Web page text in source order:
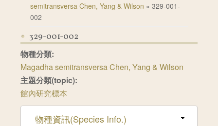
semitransversa Chen, Yang & Wilson » 329-001-
002
329-001-002
物種分類:
Magadha semitransversa Chen, Yang & Wilson
主題分類(topic):
館內研究標本
隱藏
物種資訊(Species Info.)